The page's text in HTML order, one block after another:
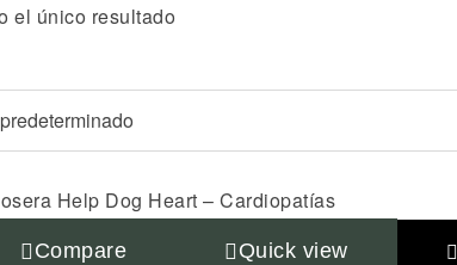
el único resultado
Compare Quick view